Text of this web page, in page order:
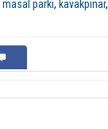
masal parkı, kavakpınar,